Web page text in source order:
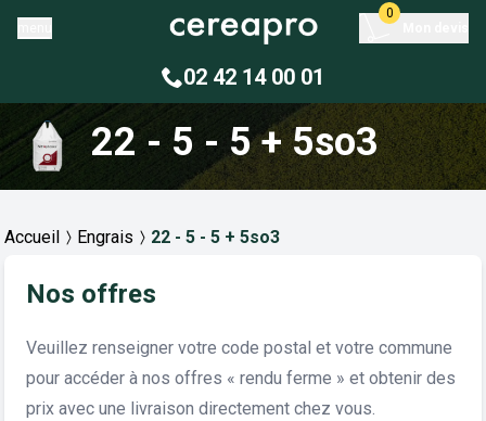
0
02 42 14 00 01
22 - 5 - 5 + 5so3
Accueil Engrais 22 - 5 - 5 + 5so3
Nos offres
Veuillez renseigner votre code postal et votre commune
pour accéder à nos offres « rendu ferme » et obtenir des
prix avec une livraison directement chez vous.